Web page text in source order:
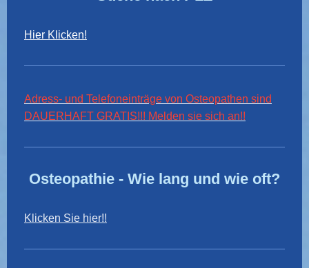
Hier Klicken!
Adress- und Telefoneinträge von Osteopathen sind
DAUERHAFT GRATIS!!! Melden sie sich an!!
Osteopathie - Wie lang und wie oft?
Klicken Sie hier!!